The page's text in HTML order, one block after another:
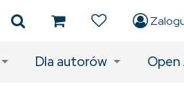
Dla autorów